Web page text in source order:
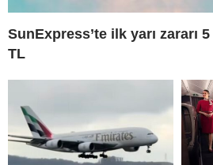
SunExpress’te ilk yarı zararı
TL